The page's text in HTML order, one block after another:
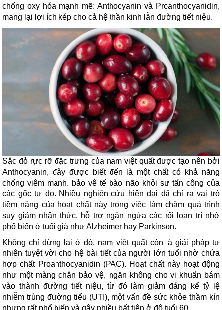
chống oxy hóa mạnh mẽ: Anthocyanin và Proanthocyanidin,
mang lại lợi ích kép cho cả hệ thần kinh lẫn đường tiết niệu.
Sắc đỏ rực rỡ đặc trưng của nam việt quất được tạo nên bởi
Anthocyanin, đây được biết đến là một chất có khả năng
chống viêm mạnh, bảo vệ tế bào não khỏi sự tấn công của
các gốc tự do. Nhiều nghiên cứu hiện đại đã chỉ ra vai trò
tiềm năng của hoạt chất này trong việc làm chậm quá trình
suy giảm nhận thức, hỗ trợ ngăn ngừa các rối loạn trí nhớ
phổ biến ở tuổi già như Alzheimer hay Parkinson.
Không chỉ dừng lại ở đó, nam việt quất còn là giải pháp tự
nhiên tuyệt vời cho hệ bài tiết của người lớn tuổi nhờ chứa
hợp chất Proanthocyanidin (PAC). Hoạt chất này hoạt động
như một màng chắn bảo vệ, ngăn không cho vi khuẩn bám
vào thành đường tiết niệu, từ đó làm giảm đáng kể tỷ lệ
nhiễm trùng đường tiểu (UTI), một vấn đề sức khỏe thầm kín
nhưng rất phổ biến và gây nhiều bất tiện ở độ tuổi 60.